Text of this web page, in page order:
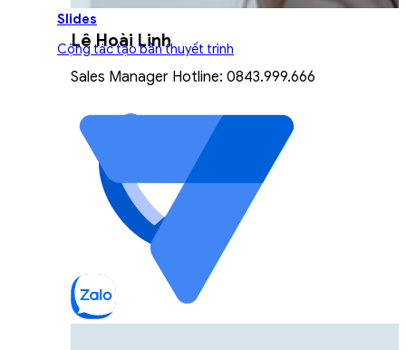
Lê Hoài Linh
Sales Manager Hotline: 0843.999.666
Slides
Cộng tác tạo bản thuyết trình